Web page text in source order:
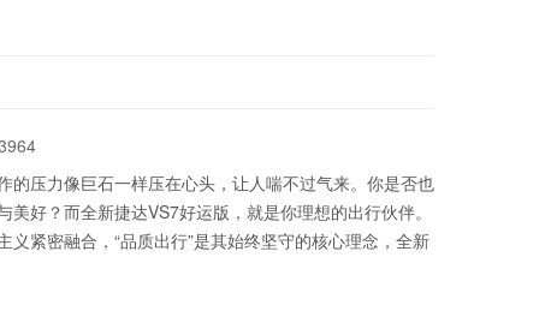
的压力像巨石一样压在心头，让人喘不过气来。你是否也
好？而全新捷达VS7好运版，就是你理想的出行伙伴。
紧密融合，“品质出行”是其始终坚守的核心理念，全新